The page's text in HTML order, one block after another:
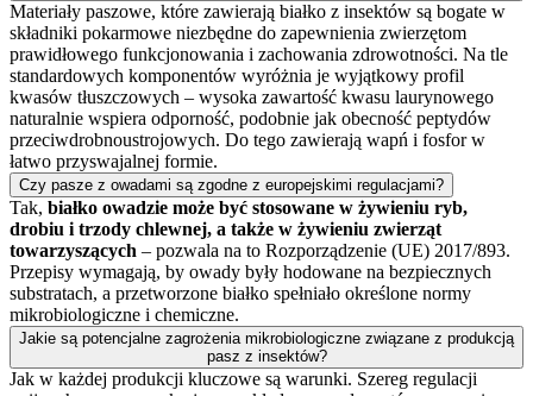
Materiały paszowe, które zawierają białko z insektów są bogate w
składniki pokarmowe niezbędne do zapewnienia zwierzętom
prawidłowego funkcjonowania i zachowania zdrowotności. Na tle
standardowych komponentów wyróżnia je wyjątkowy profil
kwasów tłuszczowych – wysoka zawartość kwasu laurynowego
naturalnie wspiera odporność, podobnie jak obecność peptydów
przeciwdrobnoustrojowych. Do tego zawierają wapń i fosfor w
łatwo przyswajalnej formie.
Czy pasze z owadami są zgodne z europejskimi regulacjami?
Tak, białko owadzie może być stosowane w żywieniu ryb,
drobiu i trzody chlewnej, a także w żywieniu zwierząt
towarzyszących – pozwala na to Rozporządzenie (UE) 2017/893.
Przepisy wymagają, by owady były hodowane na bezpiecznych
substratach, a przetworzone białko spełniało określone normy
mikrobiologiczne i chemiczne.
Jakie są potencjalne zagrożenia mikrobiologiczne związane z produkcją
pasz z insektów?
Jak w każdej produkcji kluczowe są warunki. Szereg regulacji